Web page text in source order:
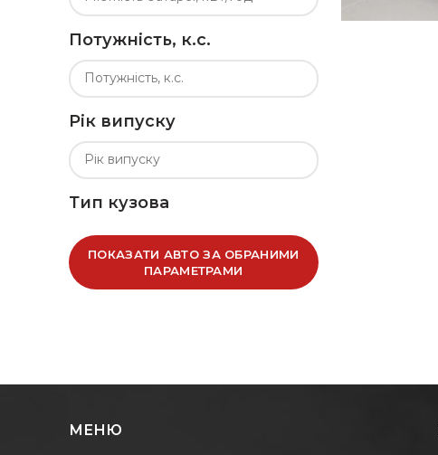
Потужність, к.с.
Рік випуску
Тип кузова
ПОКАЗАТИ АВТО ЗА ОБРАНИМИ
ПАРАМЕТРАМИ
МЕНЮ